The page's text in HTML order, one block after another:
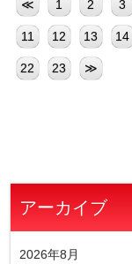
≪ 1 2 3
11 12 13 14
22 23 ≫
アーカイブ
2026年8月